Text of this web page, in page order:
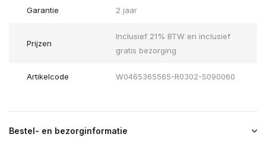
Garantie 2 jaar
Prijzen
Inclusief 21% BTW en inclusief
gratis bezorging
Artikelcode W0465365565-R0302-S090060
Bestel- en bezorginformatie